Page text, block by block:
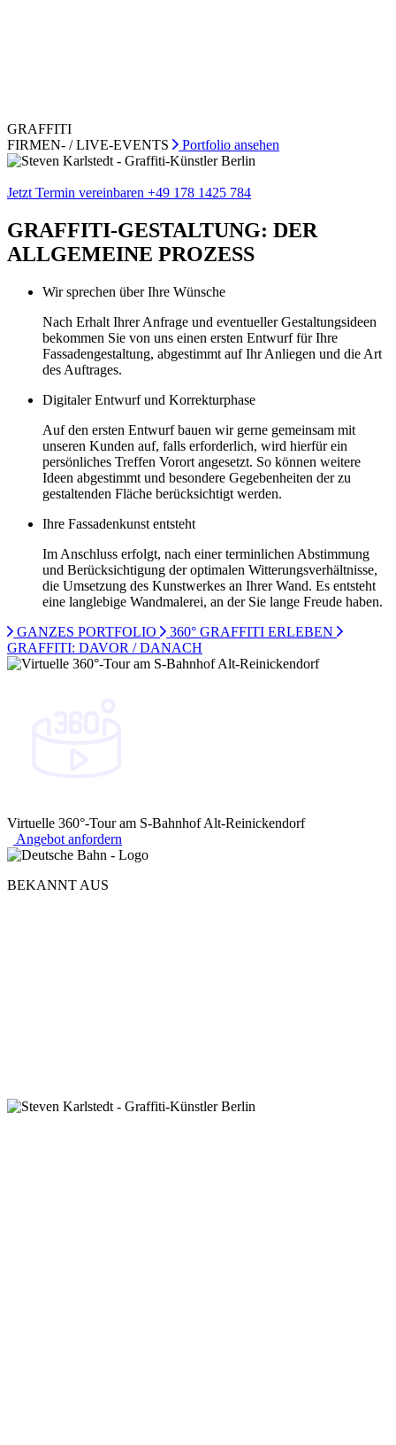
GRAFFITI
FIRMEN- / LIVE-EVENTS
Portfolio ansehen
Jetzt Termin vereinbaren +49 178 1425 784
GRAFFITI-GESTALTUNG: DER
ALLGEMEINE PROZESS
Wir sprechen über Ihre Wünsche
Nach Erhalt Ihrer Anfrage und eventueller Gestaltungsideen
bekommen Sie von uns einen ersten Entwurf für Ihre
Fassadengestaltung, abgestimmt auf Ihr Anliegen und die Art
des Auftrages.
Digitaler Entwurf und Korrekturphase
Auf den ersten Entwurf bauen wir gerne gemeinsam mit
unseren Kunden auf, falls erforderlich, wird hierfür ein
persönliches Treffen Vorort angesetzt. So können weitere
Ideen abgestimmt und besondere Gegebenheiten der zu
gestaltenden Fläche berücksichtigt werden.
Ihre Fassadenkunst entsteht
Im Anschluss erfolgt, nach einer terminlichen Abstimmung
und Berücksichtigung der optimalen Witterungsverhältnisse,
die Umsetzung des Kunstwerkes an Ihrer Wand. Es entsteht
eine langlebige Wandmalerei, an der Sie lange Freude haben.
GANZES PORTFOLIO
360° GRAFFITI ERLEBEN
GRAFFITI: DAVOR / DANACH
Virtuelle 360°-Tour am S-Bahnhof Alt-Reinickendorf
Angebot anfordern
BEKANNT AUS